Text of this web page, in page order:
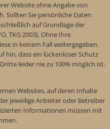
Website ohne Angabe von
Sollten Sie persönliche Daten
auf Grundlage der
TKG 2003). Ohne Ihre
in keinem Fall weitergegeben.
hin, dass ein lückenloser Schutz
leider nie zu 100% möglich ist.
Websites, auf deren Inhalte
jeweilige Anbieter oder Betreiber
Informationen müssen mit